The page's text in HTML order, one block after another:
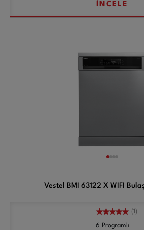
İNCELE
Vestel BMI 63122 X WIFI
(1)
6 Programlı